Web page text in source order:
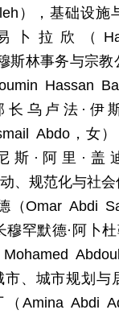
），基础设施
拉欣（
斯林事务与宗教
Hassan
长乌卢法·伊
Abdo，女
斯·阿里·盖
、规范化与社会
（Omar Abdi
罕默德·阿卜杜
市、城市规划与
（Amina Abdi